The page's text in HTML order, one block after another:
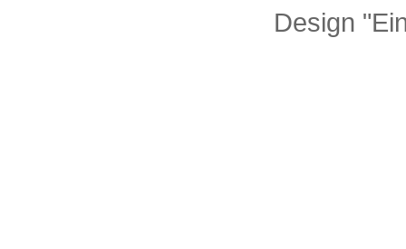
Design